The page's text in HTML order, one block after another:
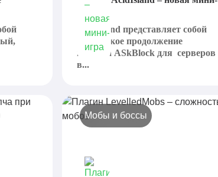
AcidIsland представляет собой
логическое продолжение
плагина ASkBlock для серверов
в...
Мобы и боссы